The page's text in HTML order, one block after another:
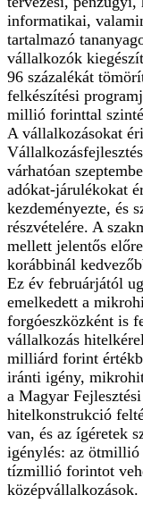
informatikai,
tartalmazó
vállalkozók
96 százalékát
felkészítési
millió forinttal
A vállalkozásokat
várhatóan
adókat-járulékokat
kezdeményezte, és
részvételére. A
mellett jelentős
korábbinál
Ez év februárjától
emelkedett a
forgóeszközként is
vállalkozás
milliárd forint
iránti igény,
a Magyar
hitelkonstrukció
van, és az ígéretek
igénylés: az
tízmillió forintot
középvállalkozások.